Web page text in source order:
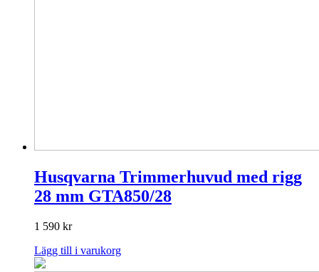
Husqvarna Trimmerhuvud med rigg
28 mm GTA850/28
1 590 kr
Lägg till i varukorg